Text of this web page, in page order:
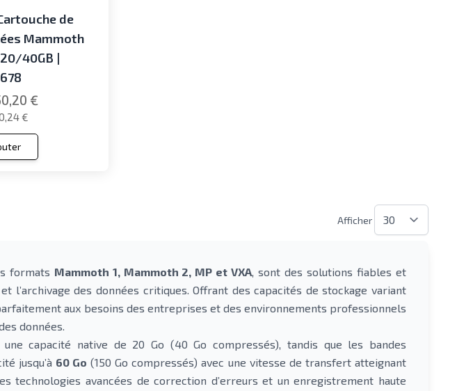
de
Mammoth
40GB |
€
€
Afficher
formats Mammoth 1, Mammoth 2, MP et VXA, sont des solutions fiables et
l’archivage des données critiques. Offrant des capacités de stockage variant
aux besoins des entreprises et des environnements professionnels
données.
capacité native de 20 Go (40 Go compressés), tandis que les bandes
jusqu’à 60 Go (150 Go compressés) avec une vitesse de transfert atteignant
technologies avancées de correction d’erreurs et un enregistrement haute